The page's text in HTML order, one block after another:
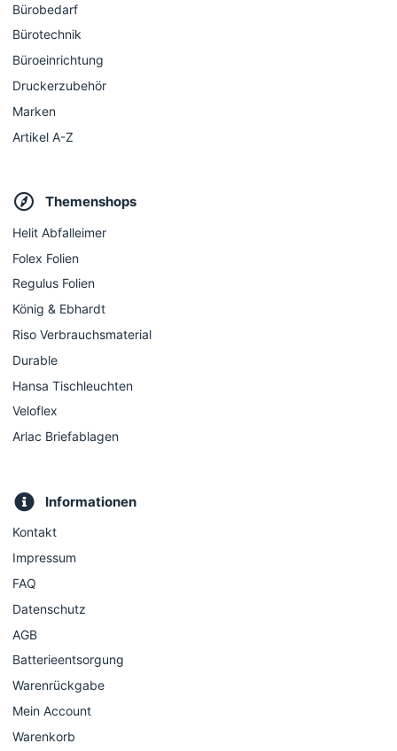
Bürobedarf
Bürotechnik
Büroeinrichtung
Druckerzubehör
Marken
Artikel A-Z
Themenshops
Helit Abfalleimer
Folex Folien
Regulus Folien
König & Ebhardt
Riso Verbrauchsmaterial
Durable
Hansa Tischleuchten
Veloflex
Arlac Briefablagen
Informationen
Kontakt
Impressum
FAQ
Datenschutz
AGB
Batterieentsorgung
Warenrückgabe
Mein Account
Warenkorb